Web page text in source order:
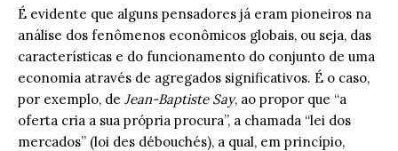
É evidente que alguns pensadores já eram pioneiros na
análise dos fenômenos econômicos globais, ou seja, das
características e do funcionamento do conjunto de uma
economia através de agregados significativos. É o caso,
por exemplo, de Jean-Baptiste Say, ao propor que “a
oferta cria a sua própria procura”, a chamada “lei dos
mercados” (loi des débouchés), a qual, em princípio,